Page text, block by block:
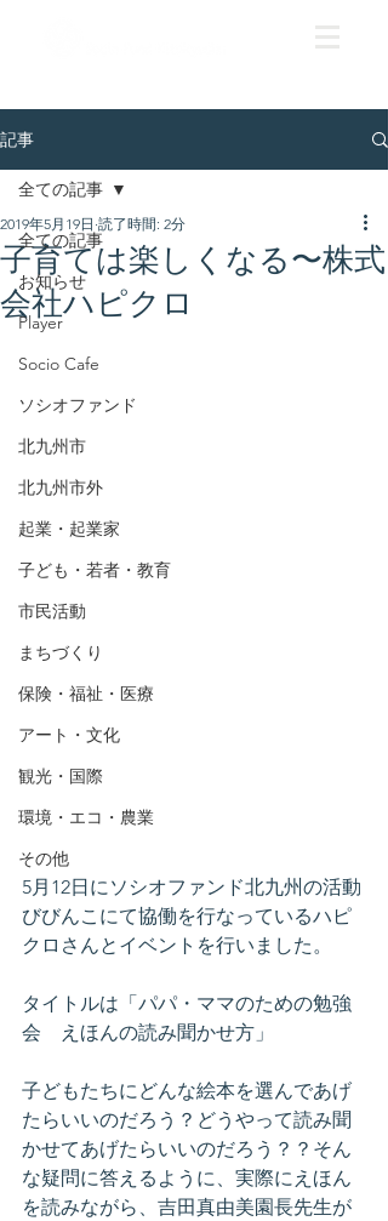
記事
全ての記事
お知らせ
Player
Socio Cafe
ソシオファンド
北九州市
北九州市外
起業・起業家
子ども・若者・教育
市民活動
まちづくり
保険・福祉・医療
アート・文化
観光・国際
環境・エコ・農業
その他
全ての記事
子育ては楽しくなる〜株式
会社ハピクロ
2019年5月19日 読了時間: 2分
5月12日にソシオファンド北九州の活動
びびんこにて協働を行なっているハピ
クロさんとイベントを行いました。
タイトルは「パパ・ママのための勉強
会　えほんの読み聞かせ方」
子どもたちにどんな絵本を選んであげ
たらいいのだろう？どうやって読み聞
かせてあげたらいいのだろう？？そん
な疑問に答えるように、実際にえほん
を読みながら、吉田真由美園長先生が